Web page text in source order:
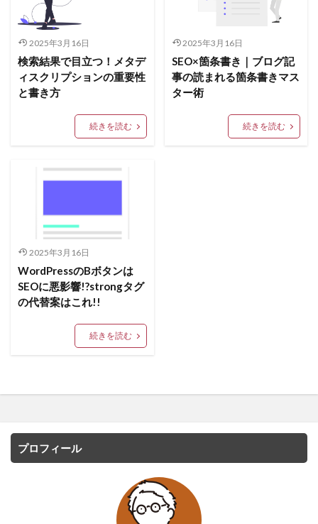
2025年3月16日
検索結果で目立つ！メタデ
ィスクリプションの重要性
と書き方
続きを読む
2025年3月16日
SEO×箇条書き｜ブログ記
事の読まれる箇条書きマス
ター術
続きを読む
2025年3月16日
WordPressのBボタンは
SEOに悪影響!?strongタグ
の代替案はこれ!!
続きを読む
プロフィール